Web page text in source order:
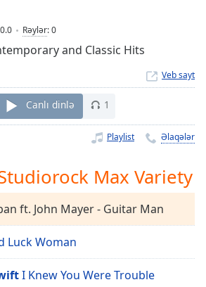
0.0 Rəylər:0
and Classic Hits
Veb sayt
Canlı dinlə 1
Playlist Əlaqələr
Max Variety
ft. John Mayer - Guitar Man
Luck Woman
I Knew You Were Trouble